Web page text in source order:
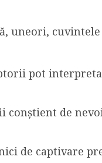
uneori,
pot
conștient de
de captivare